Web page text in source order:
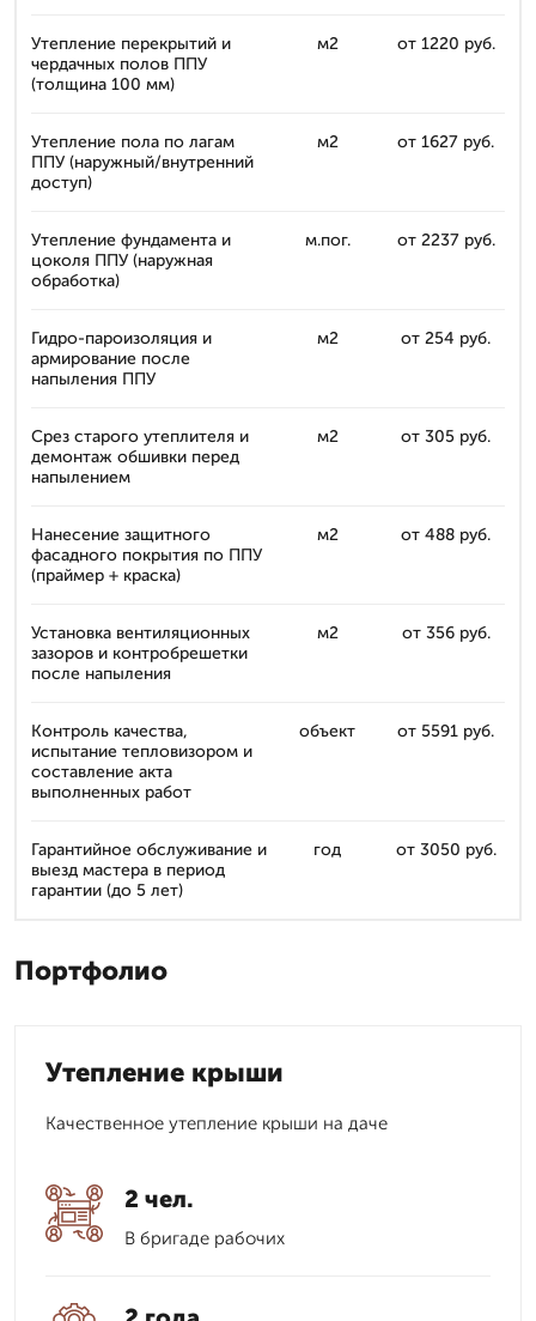
Утепление перекрытий и
чердачных полов ППУ
(толщина 100 мм)
м2 от 1220 руб.
Утепление пола по лагам
ППУ (наружный/внутренний
доступ)
м2 от 1627 руб.
Утепление фундамента и
цоколя ППУ (наружная
обработка)
м.пог. от 2237 руб.
Гидро-пароизоляция и
армирование после
напыления ППУ
м2 от 254 руб.
Срез старого утеплителя и
демонтаж обшивки перед
напылением
м2 от 305 руб.
Нанесение защитного
фасадного покрытия по ППУ
(праймер + краска)
м2 от 488 руб.
Установка вентиляционных
зазоров и контробрешетки
после напыления
м2 от 356 руб.
Контроль качества,
испытание тепловизором и
составление акта
выполненных работ
объект от 5591 руб.
Гарантийное обслуживание и
выезд мастера в период
гарантии (до 5 лет)
год от 3050 руб.
Портфолио
Утепление крыши
Качественное утепление крыши на даче
2 чел.
В бригаде рабочих